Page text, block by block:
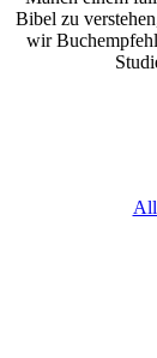
Bibel zu
wir